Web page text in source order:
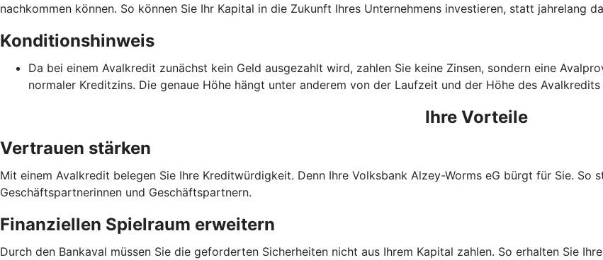
nachkommen können. So können Sie Ihr Kapital in die Zukunft Ihres Unternehmens investieren, statt jahrelang
Konditionshinweis
Da bei einem Avalkredit zunächst kein Geld ausgezahlt wird, zahlen Sie keine Zinsen, sondern eine
normaler Kreditzins. Die genaue Höhe hängt unter anderem von der Laufzeit und der Höhe des Avalkredits
Ihre Vorteile
Vertrauen stärken
Mit einem Avalkredit belegen Sie Ihre Kreditwürdigkeit. Denn Ihre Volksbank Alzey-Worms eG bürgt für Sie. So
Geschäftspartnerinnen und Geschäftspartnern.
Finanziellen Spielraum erweitern
Durch den Bankaval müssen Sie die geforderten Sicherheiten nicht aus Ihrem Kapital zahlen. So erhalten Sie